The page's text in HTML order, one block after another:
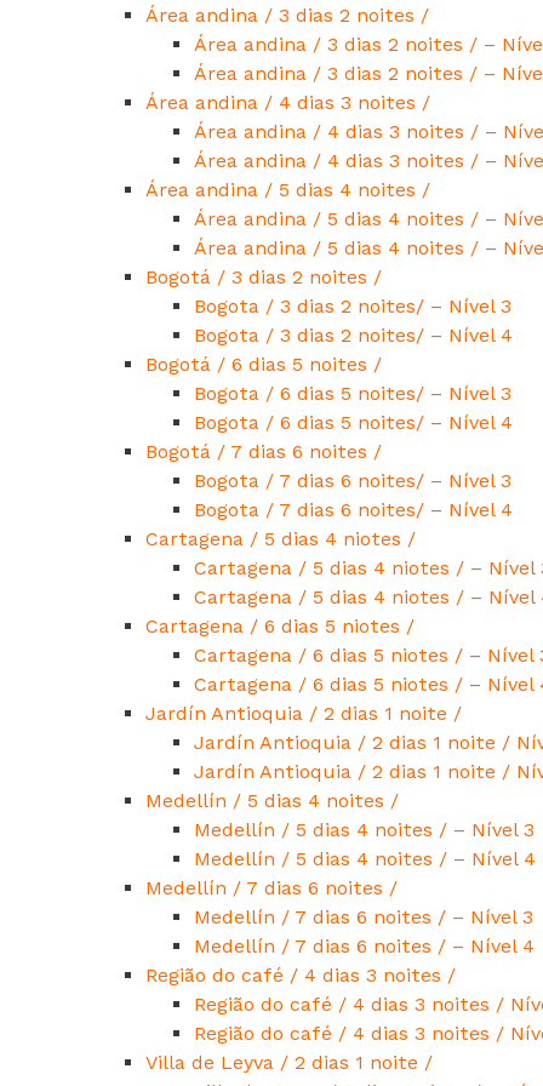
Área andina / 3 dias 2 noites /
Área andina / 3 dias 2 noites / –
Área andina / 3 dias 2 noites / –
Área andina / 4 dias 3 noites /
Área andina / 4 dias 3 noites / –
Área andina / 4 dias 3 noites / –
Área andina / 5 dias 4 noites /
Área andina / 5 dias 4 noites / –
Área andina / 5 dias 4 noites / –
Bogotá / 3 dias 2 noites /
Bogota / 3 dias 2 noites/ – Nível 3
Bogota / 3 dias 2 noites/ – Nível 4
Bogotá / 6 dias 5 noites /
Bogota / 6 dias 5 noites/ – Nível 3
Bogota / 6 dias 5 noites/ – Nível 4
Bogotá / 7 dias 6 noites /
Bogota / 7 dias 6 noites/ – Nível 3
Bogota / 7 dias 6 noites/ – Nível 4
Cartagena / 5 dias 4 niotes /
Cartagena / 5 dias 4 niotes / – Nível
Cartagena / 5 dias 4 niotes / – Nível
Cartagena / 6 dias 5 niotes /
Cartagena / 6 dias 5 niotes / – Nível
Cartagena / 6 dias 5 niotes / – Nível
Jardín Antioquia / 2 dias 1 noite /
Jardín Antioquia / 2 dias 1 noite /
Jardín Antioquia / 2 dias 1 noite /
Medellín / 5 dias 4 noites /
Medellín / 5 dias 4 noites / – Nível 3
Medellín / 5 dias 4 noites / – Nível 4
Medellín / 7 dias 6 noites /
Medellín / 7 dias 6 noites / – Nível 3
Medellín / 7 dias 6 noites / – Nível 4
Região do café / 4 dias 3 noites /
Região do café / 4 dias 3 noites /
Região do café / 4 dias 3 noites /
Villa de Leyva / 2 dias 1 noite /